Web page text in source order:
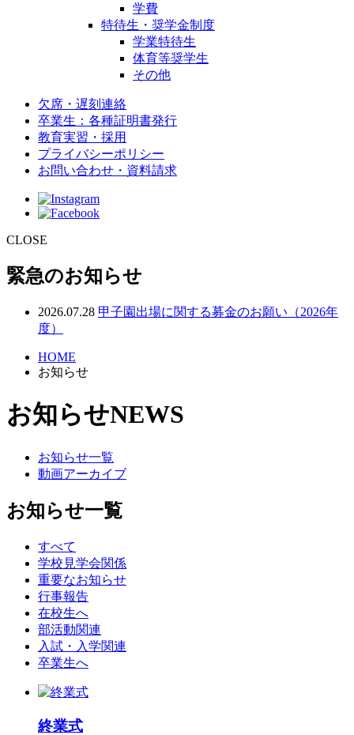
学費
特待生・奨学金制度
学業特待生
体育等奨学生
その他
欠席・遅刻連絡
卒業生：各種証明書発行
教育実習・採用
プライバシーポリシー
お問い合わせ・資料請求
CLOSE
緊急のお知らせ
2026.07.28 甲子園出場に関する募金のお願い（2026年
度）
HOME
お知らせ
お知らせNEWS
お知らせ一覧
動画アーカイブ
お知らせ一覧
すべて
学校見学会関係
重要なお知らせ
行事報告
在校生へ
部活動関連
入試・入学関連
卒業生へ
終業式